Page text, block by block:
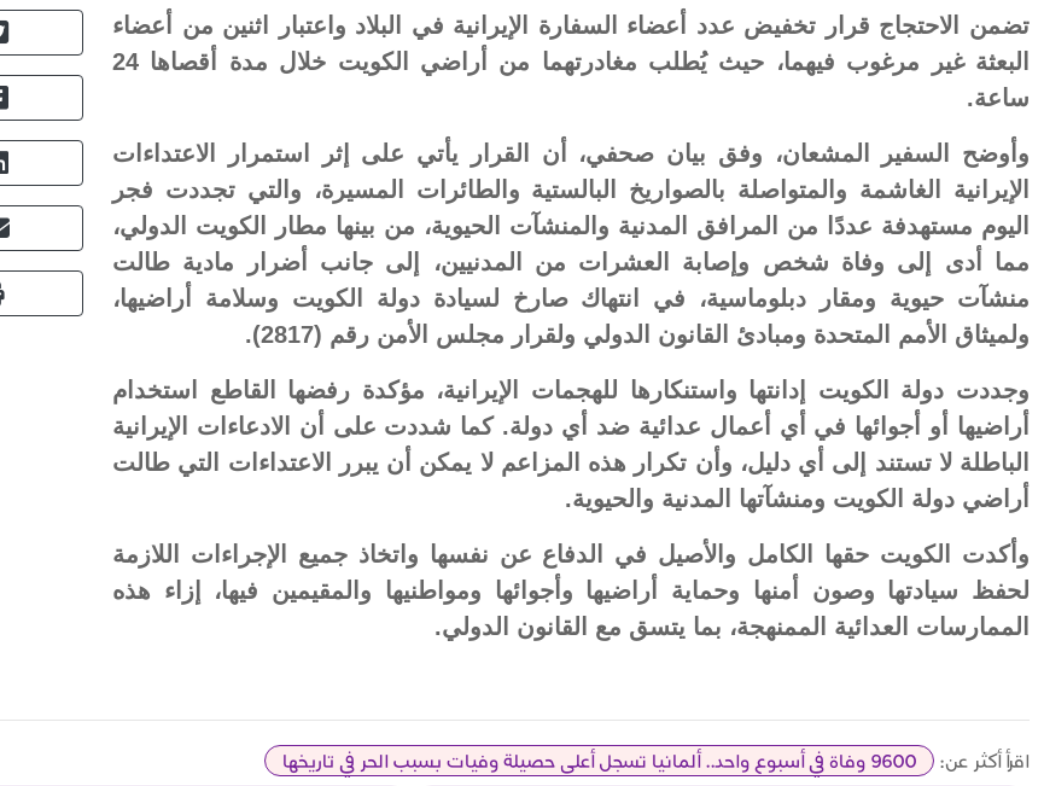
تضمن الاحتجاج قرار تخفيض عدد أعضاء السفارة الإيرانية في البلاد واعتبار اثنين من أعضاء
البعثة غير مرغوب فيهما، حيث يُطلب مغادرتهما من أراضي الكويت خلال مدة أقصاها 24
ساعة.
وأوضح السفير المشعان، وفق بيان صحفي، أن القرار يأتي على إثر استمرار الاعتداءات
الإيرانية الغاشمة والمتواصلة بالصواريخ البالستية والطائرات المسيرة، والتي تجددت فجر
اليوم مستهدفة عددًا من المرافق المدنية والمنشآت الحيوية، من بينها مطار الكويت الدولي،
مما أدى إلى وفاة شخص وإصابة العشرات من المدنيين، إلى جانب أضرار مادية طالت
منشآت حيوية ومقار دبلوماسية، في انتهاك صارخ لسيادة دولة الكويت وسلامة أراضيها،
ولميثاق الأمم المتحدة ومبادئ القانون الدولي ولقرار مجلس الأمن رقم (2817).
وجددت دولة الكويت إدانتها واستنكارها للهجمات الإيرانية، مؤكدة رفضها القاطع استخدام
أراضيها أو أجوائها في أي أعمال عدائية ضد أي دولة. كما شددت على أن الادعاءات الإيرانية
الباطلة لا تستند إلى أي دليل، وأن تكرار هذه المزاعم لا يمكن أن يبرر الاعتداءات التي طالت
أراضي دولة الكويت ومنشآتها المدنية والحيوية.
وأكدت الكويت حقها الكامل والأصيل في الدفاع عن نفسها واتخاذ جميع الإجراءات اللازمة
لحفظ سيادتها وصون أمنها وحماية أراضيها وأجوائها ومواطنيها والمقيمين فيها، إزاء هذه
الممارسات العدائية الممنهجة، بما يتسق مع القانون الدولي.
اقرأ أكثر عن:
9600 وفاة في أسبوع واحد.. ألمانيا تسجل أعلى حصيلة وفيات بسبب الحر في تاريخها